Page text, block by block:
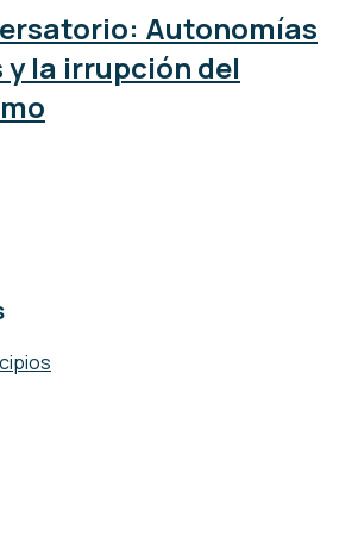
Autonomías
la irrupción del